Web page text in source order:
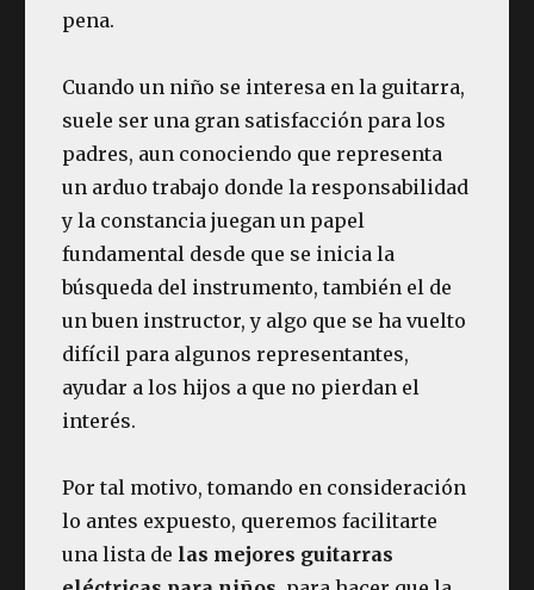
pena.
Cuando un niño se interesa en la guitarra,
suele ser una gran satisfacción para los
padres, aun conociendo que representa
un arduo trabajo donde la responsabilidad
y la constancia juegan un papel
fundamental desde que se inicia la
búsqueda del instrumento, también el de
un buen instructor, y algo que se ha vuelto
difícil para algunos representantes,
ayudar a los hijos a que no pierdan el
interés.
Por tal motivo, tomando en consideración
lo antes expuesto, queremos facilitarte
una lista de las mejores guitarras